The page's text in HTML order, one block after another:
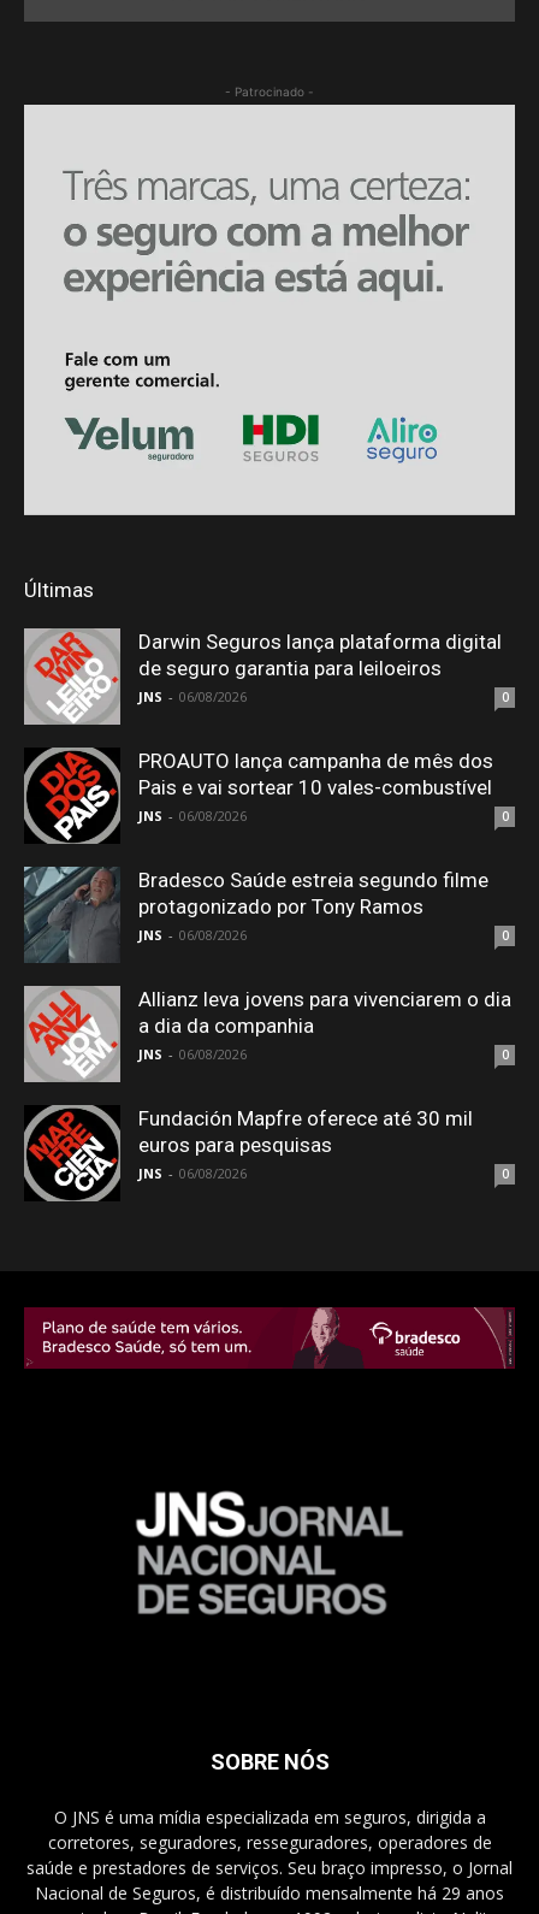
- Patrocinado -
Últimas
Darwin Seguros lança plataforma digital
de seguro garantia para leiloeiros
JNS - 06/08/2026 0
PROAUTO lança campanha de mês dos
Pais e vai sortear 10 vales-combustível
JNS - 06/08/2026 0
Bradesco Saúde estreia segundo filme
protagonizado por Tony Ramos
JNS - 06/08/2026 0
Allianz leva jovens para vivenciarem o dia
a dia da companhia
JNS - 06/08/2026 0
Fundación Mapfre oferece até 30 mil
euros para pesquisas
JNS - 06/08/2026 0
SOBRE NÓS
O JNS é uma mídia especializada em seguros, dirigida a
corretores, seguradores, resseguradores, operadores de
saúde e prestadores de serviços. Seu braço impresso, o Jornal
Nacional de Seguros, é distribuído mensalmente há 29 anos